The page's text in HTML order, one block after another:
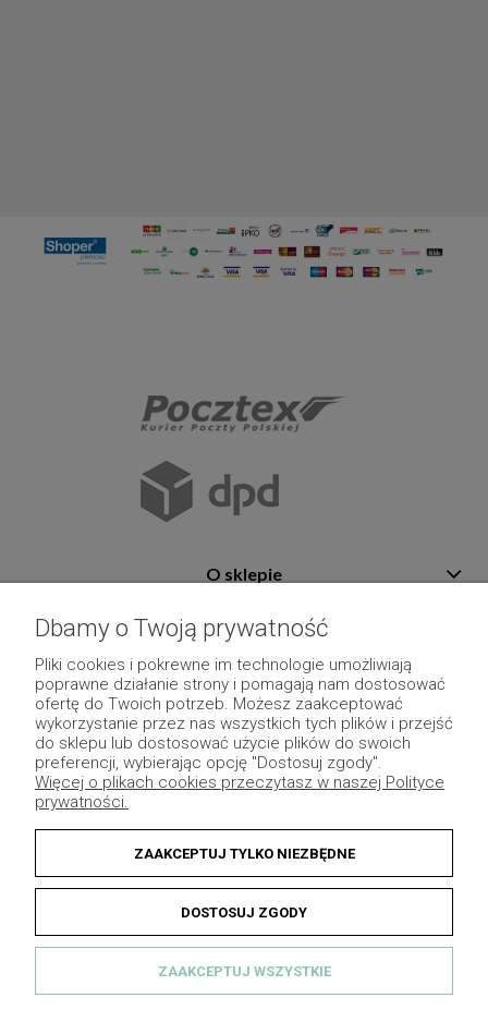
O sklepie
Płatność i dostawa
Moje konto
Pozostałe
Dbamy o Twoją prywatność
Pliki cookies i pokrewne im technologie umożliwiają
poprawne działanie strony i pomagają nam dostosować
ofertę do Twoich potrzeb. Możesz zaakceptować
wykorzystanie przez nas wszystkich tych plików i przejść
do sklepu lub dostosować użycie plików do swoich
preferencji, wybierając opcję "Dostosuj zgody".
Więcej o plikach cookies przeczytasz w naszej Polityce
prywatności.
ZAAKCEPTUJ TYLKO NIEZBĘDNE
DOSTOSUJ ZGODY
ZAAKCEPTUJ WSZYSTKIE